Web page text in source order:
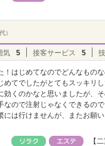
）
気 5 接客サービス 5
！はじめてなのでどんなもの
めてでしたがとてもスッキリ
効くのかなと思いましたが、
なので注射じゃなくできるの
は行けませんが、またお願
【